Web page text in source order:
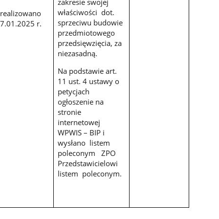
r.
zakresie swojej
właściwości dot.
sprzeciwu budowie
przedmiotowego
przedsięwzięcia, za
niezasadną.
Na podstawie art.
11 ust. 4 ustawy o
petycjach
ogłoszenie na
stronie
internetowej
WPWIS – BIP i
wysłano listem
poleconym ZPO
Przedstawicielowi
listem poleconym.